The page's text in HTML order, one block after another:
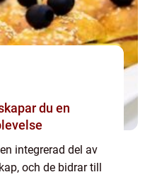
integrerad del av
och de bidrar till